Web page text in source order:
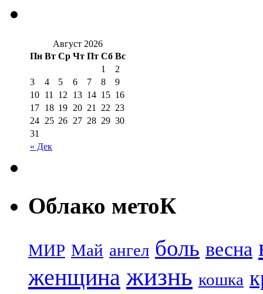
Август 2026
Пн Вт Ср Чт Пт Сб Вс
« Дек
1
2
3
4 5 6 7 8
9
10 11 12 13 14 15 16
17 18 19 20 21 22 23
24 25 26 27 28 29 30
31
Облако метоК
МИР Май ангел боль весна
женщина жизнь кошка